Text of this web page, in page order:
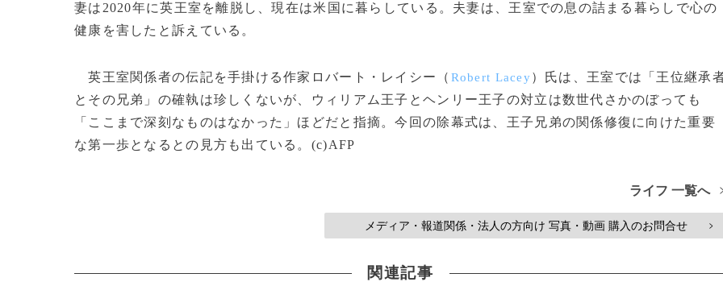
妻は2020年に英王室を離脱し、現在は米国に暮らしている。夫妻は、王室での息の詰まる暮らしで心の
健康を害したと訴えている。
英王室関係者の伝記を手掛ける作家ロバート・レイシー（ Robert Lacey）氏は、王室では「王位継承
とその兄弟」の確執は珍しくないが、ウィリアム王子とヘンリー王子の対立は数世代さかのぼっても
「ここまで深刻なものはなかった」ほどだと指摘。今回の除幕式は、王子兄弟の関係修復に向けた重要
な第一歩となるとの見方も出ている。(c)AFP
ライフ 一覧へ
メディア・報道関係・法人の方向け 写真・動画 購入のお問合せ >
関連記事